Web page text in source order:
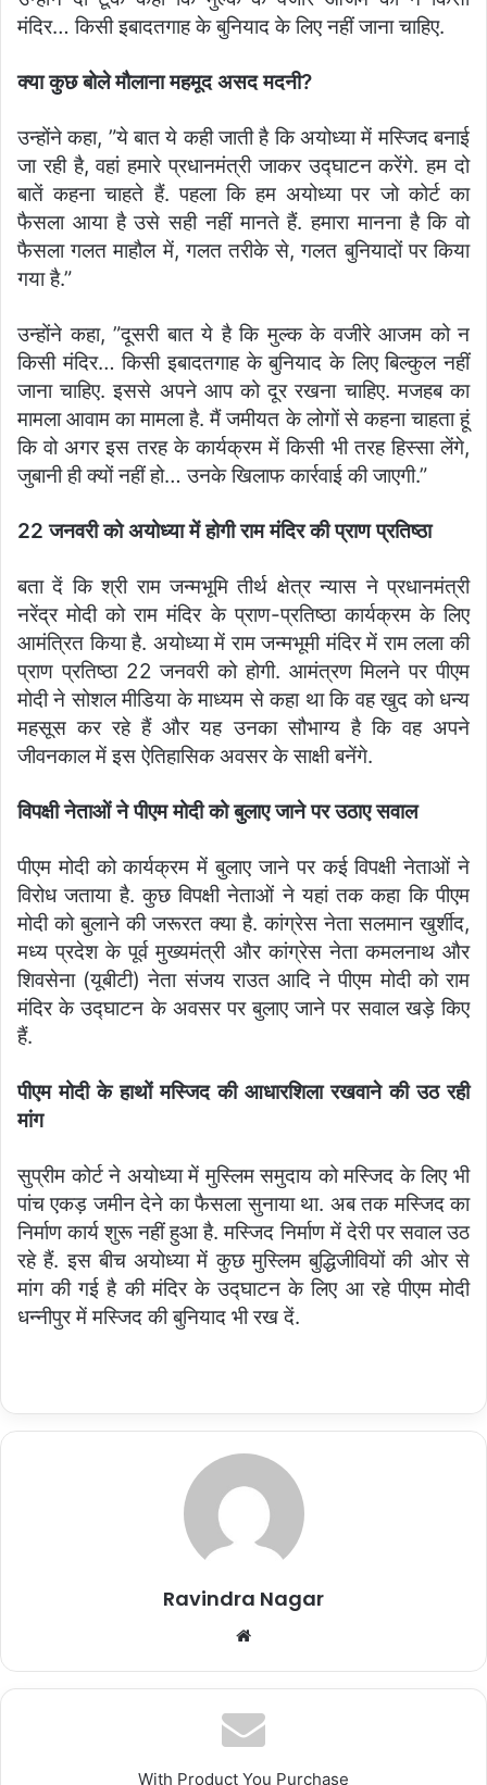
मंदिर… किसी इबादतगाह के बुनियाद के लिए नहीं जाना चाहिए.
क्या कुछ बोले मौलाना महमूद असद मदनी?
उन्होंने कहा, ”ये बात ये कही जाती है कि अयोध्या में मस्जिद बनाई
जा रही है, वहां हमारे प्रधानमंत्री जाकर उद्घाटन करेंगे. हम दो
बातें कहना चाहते हैं. पहला कि हम अयोध्या पर जो कोर्ट का
फैसला आया है उसे सही नहीं मानते हैं. हमारा मानना है कि वो
फैसला गलत माहौल में, गलत तरीके से, गलत बुनियादों पर किया
गया है.”
उन्होंने कहा, ”दूसरी बात ये है कि मुल्क के वजीरे आजम को न
किसी मंदिर… किसी इबादतगाह के बुनियाद के लिए बिल्कुल नहीं
जाना चाहिए. इससे अपने आप को दूर रखना चाहिए. मजहब का
मामला आवाम का मामला है. मैं जमीयत के लोगों से कहना चाहता हूं
कि वो अगर इस तरह के कार्यक्रम में किसी भी तरह हिस्सा लेंगे,
जुबानी ही क्यों नहीं हो… उनके खिलाफ कार्रवाई की जाएगी.”
22 जनवरी को अयोध्या में होगी राम मंदिर की प्राण प्रतिष्ठा
बता दें कि श्री राम जन्मभूमि तीर्थ क्षेत्र न्यास ने प्रधानमंत्री
नरेंद्र मोदी को राम मंदिर के प्राण-प्रतिष्ठा कार्यक्रम के लिए
आमंत्रित किया है. अयोध्या में राम जन्मभूमी मंदिर में राम लला की
प्राण प्रतिष्ठा 22 जनवरी को होगी. आमंत्रण मिलने पर पीएम
मोदी ने सोशल मीडिया के माध्यम से कहा था कि वह खुद को धन्य
महसूस कर रहे हैं और यह उनका सौभाग्य है कि वह अपने
जीवनकाल में इस ऐतिहासिक अवसर के साक्षी बनेंगे.
विपक्षी नेताओं ने पीएम मोदी को बुलाए जाने पर उठाए सवाल
पीएम मोदी को कार्यक्रम में बुलाए जाने पर कई विपक्षी नेताओं ने
विरोध जताया है. कुछ विपक्षी नेताओं ने यहां तक कहा कि पीएम
मोदी को बुलाने की जरूरत क्या है. कांग्रेस नेता सलमान खुर्शीद,
मध्य प्रदेश के पूर्व मुख्यमंत्री और कांग्रेस नेता कमलनाथ और
शिवसेना (यूबीटी) नेता संजय राउत आदि ने पीएम मोदी को राम
मंदिर के उद्घाटन के अवसर पर बुलाए जाने पर सवाल खड़े किए
हैं.
पीएम मोदी के हाथों मस्जिद की आधारशिला रखवाने की उठ रही
मांग
सुप्रीम कोर्ट ने अयोध्या में मुस्लिम समुदाय को मस्जिद के लिए भी
पांच एकड़ जमीन देने का फैसला सुनाया था. अब तक मस्जिद का
निर्माण कार्य शुरू नहीं हुआ है. मस्जिद निर्माण में देरी पर सवाल उठ
रहे हैं. इस बीच अयोध्या में कुछ मुस्लिम बुद्धिजीवियों की ओर से
मांग की गई है की मंदिर के उद्घाटन के लिए आ रहे पीएम मोदी
धन्नीपुर में मस्जिद की बुनियाद भी रख दें.
Ravindra Nagar
Website
With Product You Purchase